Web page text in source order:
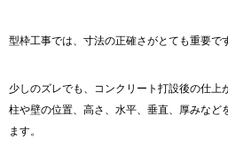
型枠工事では、寸法の正確さがとても重要で
少しのズレでも、コンクリート打設後の仕上
柱や壁の位置、高さ、水平、垂直、厚みなど
ます。